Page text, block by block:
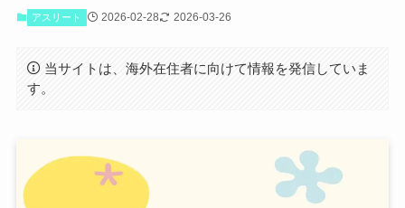
アスリート 2026-02-28 2026-03-26
当サイトは、海外在住者に向けて情報を発信していま
す。